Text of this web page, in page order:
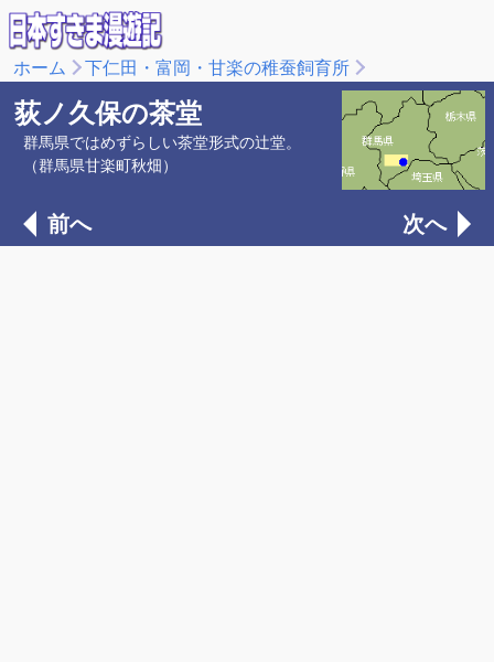
ホーム 下仁田・富岡・甘楽の稚蚕飼育所
荻ノ久保の茶堂
群馬県ではめずらしい茶堂形式の辻堂。
（群馬県甘楽町秋畑）
前へ 次へ